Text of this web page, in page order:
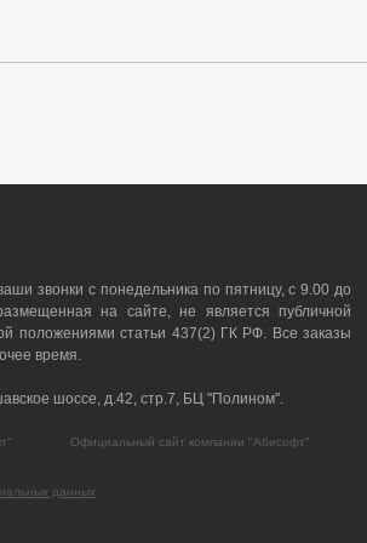
звонки с понедельника по пятницу, с 9.00 до
на сайте, не является публичной
положениями статьи 437(2) ГК РФ. Все заказы
время.
шоссе, д.42, стр.7, БЦ "Полином".
Официальный сайт компании "Абисофт"
данных